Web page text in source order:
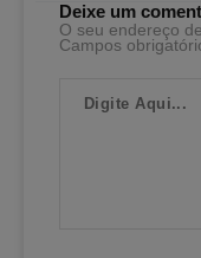
Deixe um
O seu endereço
Campos
Aqui...